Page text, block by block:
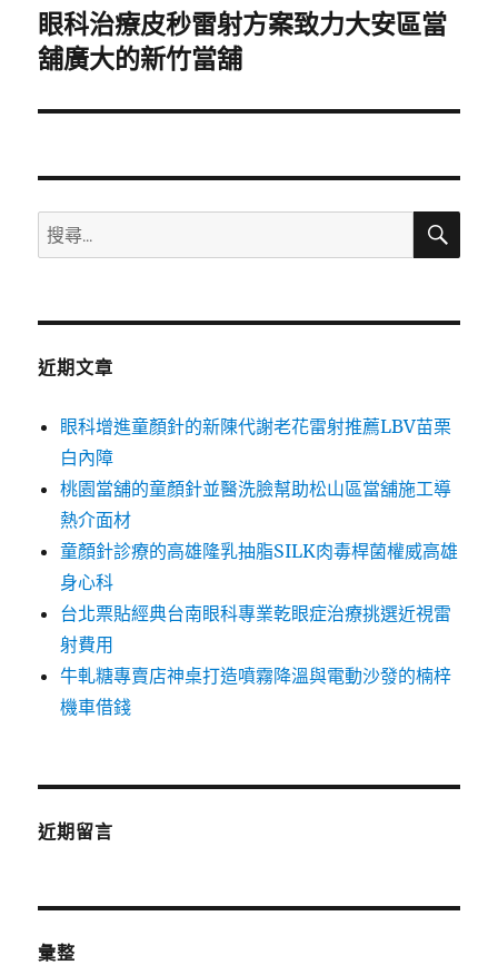
下
一
文
眼科治療皮秒雷射方案致力大安區當
舖廣大的新竹當舖
搜
尋
鍵
搜
近期文章
眼科增進童顏針的新陳代謝老花雷射推薦LBV苗栗
白內障
桃園當舖的童顏針並醫洗臉幫助松山區當舖施工導
熱介面材
童顏針診療的高雄隆乳抽脂SILK肉毒桿菌權威高雄
身心科
台北票貼經典台南眼科專業乾眼症治療挑選近視雷
射費用
牛軋糖專賣店神桌打造噴霧降溫與電動沙發的楠梓
機車借錢
近期留言
彙整